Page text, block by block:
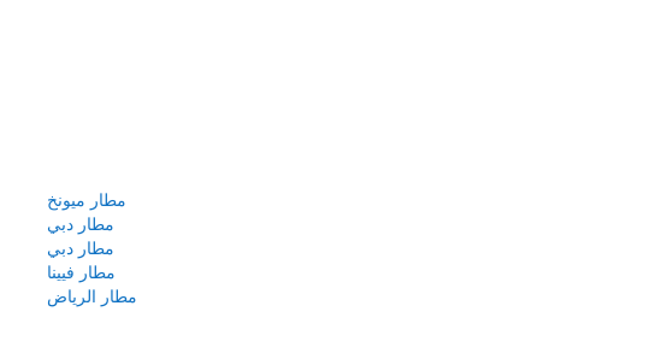
مطار ميونخ
مطار دبي
مطار دبي
مطار فيينا
مطار الرياض